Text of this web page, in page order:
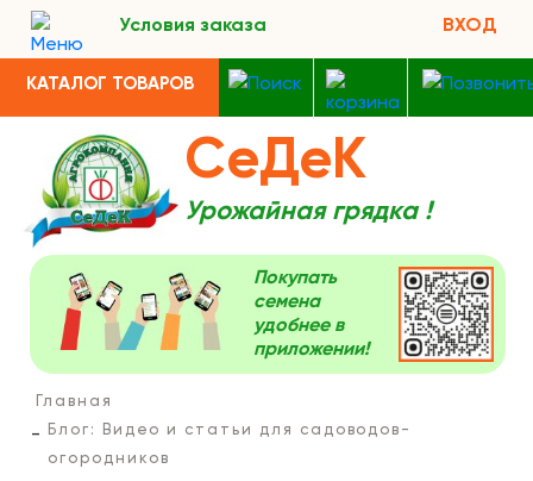
Условия заказа ВХОД
КАТАЛОГ ТОВАРОВ
СеДеК
Урожайная грядка !
Покупать
семена
удобнее в
приложении!
Главная
Блог: Видео и статьи для садоводов-
огородников